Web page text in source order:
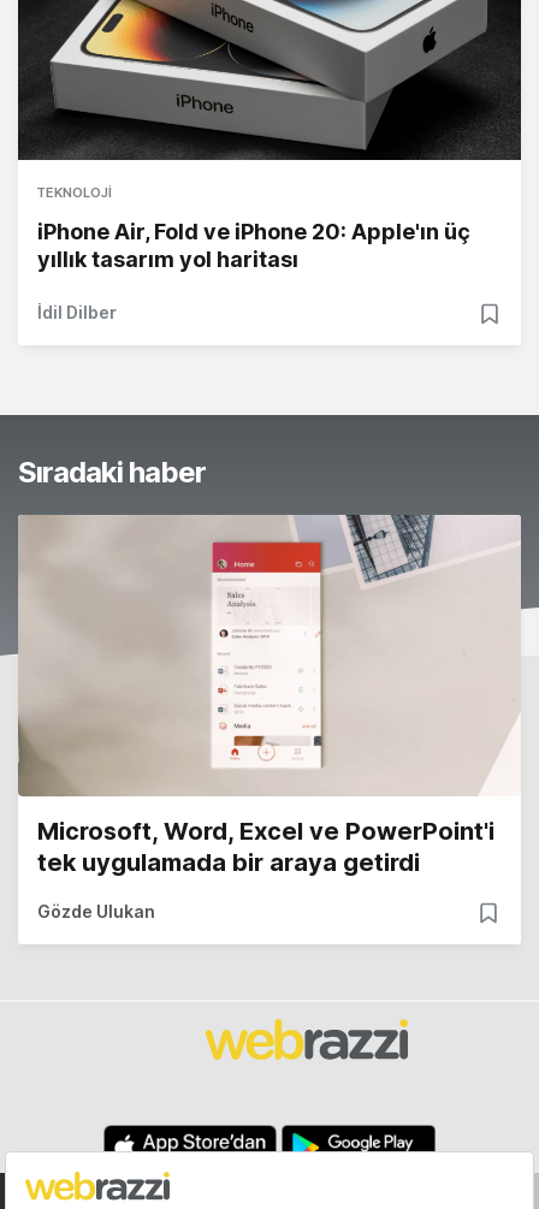
TEKNOLOJI
iPhone Air, Fold ve iPhone 20: Apple'ın üç
yıllık tasarım yol haritası
İdil Dilber
Sıradaki haber
Microsoft, Word, Excel ve PowerPoint'i
tek uygulamada bir araya getirdi
Gözde Ulukan